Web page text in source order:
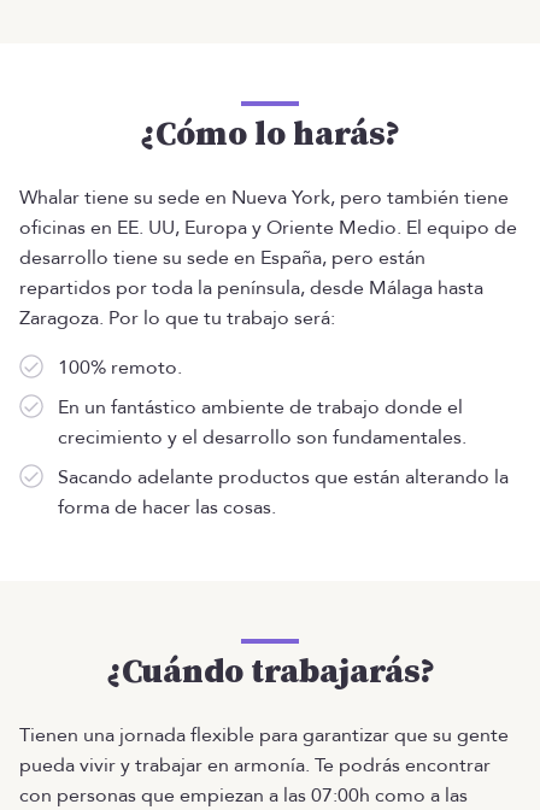
¿Cómo lo harás?
Whalar tiene su sede en Nueva York, pero también tiene
oficinas en EE. UU, Europa y Oriente Medio. El equipo de
desarrollo tiene su sede en España, pero están
repartidos por toda la península, desde Málaga hasta
Zaragoza. Por lo que tu trabajo será:
100% remoto.
En un fantástico ambiente de trabajo donde el
crecimiento y el desarrollo son fundamentales.
Sacando adelante productos que están alterando la
forma de hacer las cosas.
¿Cuándo trabajarás?
Tienen una jornada flexible para garantizar que su gente
pueda vivir y trabajar en armonía. Te podrás encontrar
con personas que empiezan a las 07:00h como a las